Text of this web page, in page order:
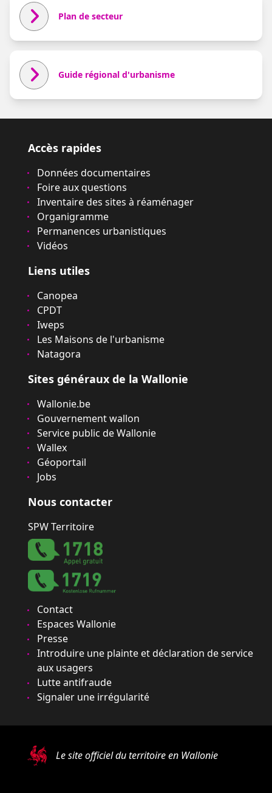
Plan de secteur
Guide régional d'urbanisme
Accès rapides
Données documentaires
Foire aux questions
Inventaire des sites à réaménager
Organigramme
Permanences urbanistiques
Vidéos
Liens utiles
Canopea
CPDT
Iweps
Les Maisons de l'urbanisme
Natagora
Sites généraux de la Wallonie
Wallonie.be
Gouvernement wallon
Service public de Wallonie
Wallex
Géoportail
Jobs
Nous contacter
SPW Territoire
Contact
Espaces Wallonie
Presse
Introduire une plainte et déclaration de service
aux usagers
Lutte antifraude
Signaler une irrégularité
Le site officiel du territoire en Wallonie